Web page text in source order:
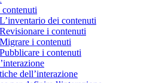
dei contenuti
i contenuti
i contenuti
i contenuti
dell’interazione